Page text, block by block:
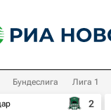
Бундеслига Лига 1
2